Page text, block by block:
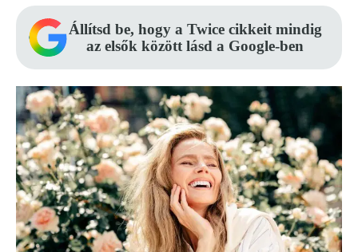
Állítsd be, hogy a Twice cikkeit mindig
az elsők között lásd a Google-ben